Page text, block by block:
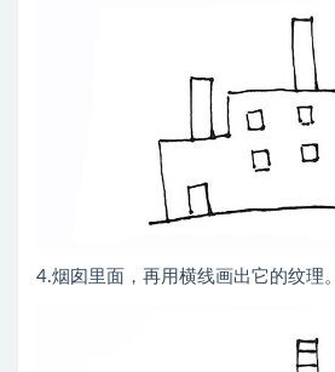
4.烟囱里面，再用横线画出它的纹理。